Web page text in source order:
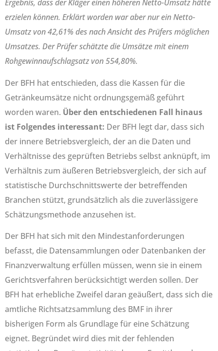
Ergebnis, dass der Kläger einen höheren Netto-Umsatz hätte
erzielen können. Erklärt worden war aber nur ein Netto-
Umsatz von 42,61% des nach Ansicht des Prüfers möglichen
Umsatzes. Der Prüfer schätzte die Umsätze mit einem
Rohgewinnaufschlagsatz von 554,80%.
Der BFH hat entschieden, dass die Kassen für die
Getränkeumsätze nicht ordnungsgemäß geführt
worden waren. Über den entschiedenen Fall hinaus
ist Folgendes interessant: Der BFH legt dar, dass sich
der innere Betriebsvergleich, der an die Daten und
Verhältnisse des geprüften Betriebs selbst anknüpft, im
Verhältnis zum äußeren Betriebsvergleich, der sich auf
statistische Durchschnittswerte der betreffenden
Branchen stützt, grundsätzlich als die zuverlässigere
Schätzungsmethode anzusehen ist.
Der BFH hat sich mit den Mindestanforderungen
befasst, die Datensammlungen oder Datenbanken der
Finanzverwaltung erfüllen müssen, wenn sie in einem
Gerichtsverfahren berücksichtigt werden sollen. Der
BFH hat erhebliche Zweifel daran geäußert, dass sich die
amtliche Richtsatzsammlung des BMF in ihrer
bisherigen Form als Grundlage für eine Schätzung
eignet. Begründet wird dies mit der fehlenden